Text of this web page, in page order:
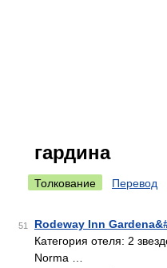
гардина
Толкование Перевод
51 Rodeway Inn
Категория отеля: 2
Norma …